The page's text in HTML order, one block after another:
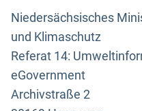
Niedersächsisches
und Klimaschutz
Referat 14:
eGovernment
Archivstraße 2